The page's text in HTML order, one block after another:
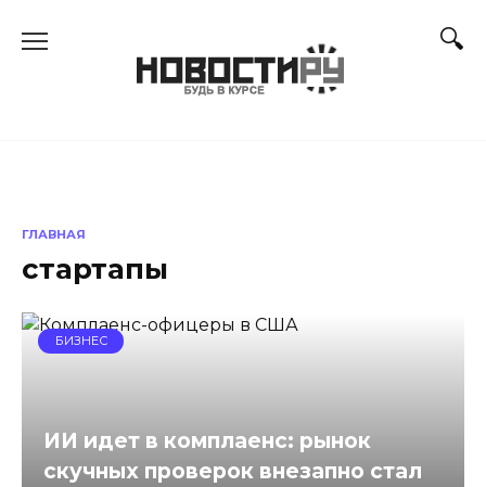
ГЛАВНАЯ
стартапы
БИЗНЕС
ИИ идет в комплаенс: рынок
скучных проверок внезапно стал